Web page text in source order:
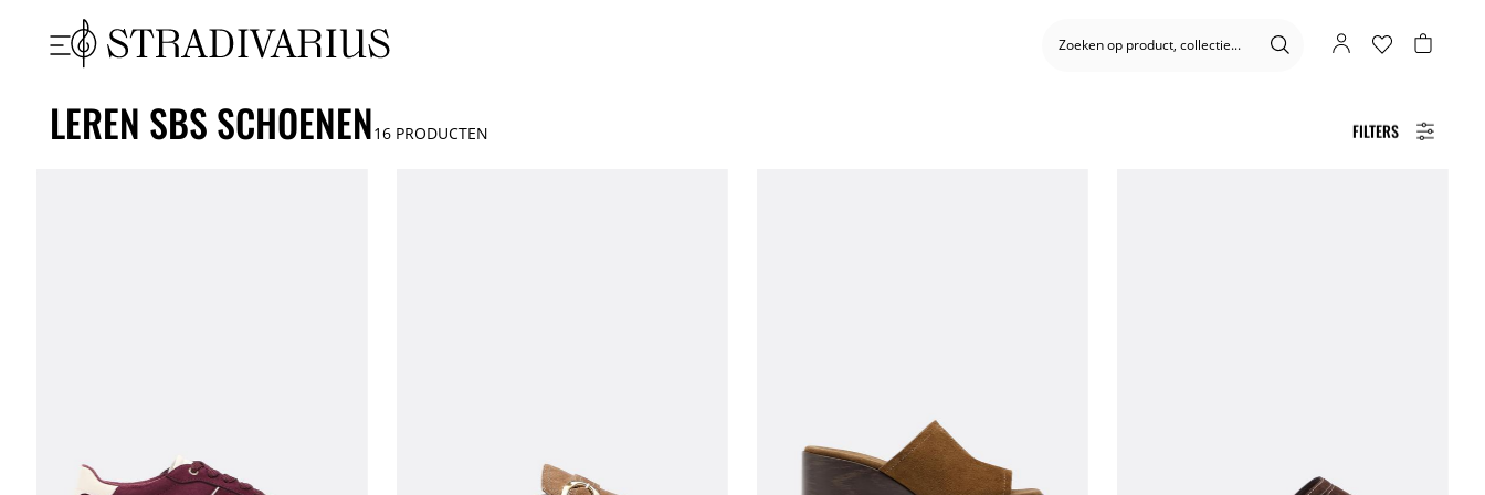
FILTERS
LEREN SBS SCHOENEN16 PRODUCTEN